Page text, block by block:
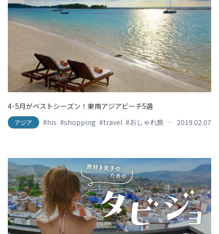
4･5月がベストシーズン！東南アジアビーチ5選
アジア #his #shopping #travel #おしゃれ旅 #かわいい旅 #
2019.02.07